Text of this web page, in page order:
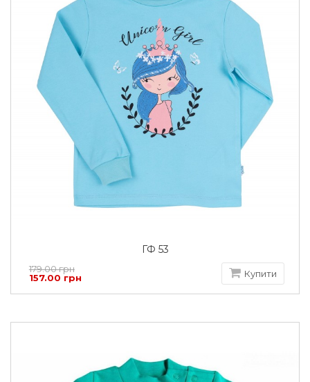
ГФ 53
179.00 грн
157.00 грн
Купити